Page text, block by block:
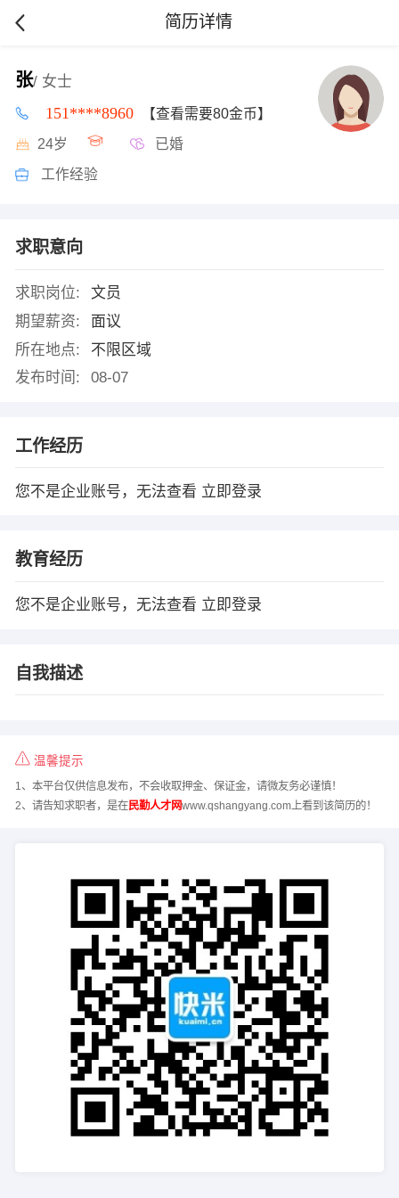
简历详情
张/ 女士
151****8960 【查看需要80金币】
24岁 已婚
工作经验
求职意向
求职岗位:
文员
期望薪资:
面议
所在地点:
不限区域
发布时间:
08-07
工作经历
您不是企业账号，无法查看 立即登录
教育经历
您不是企业账号，无法查看 立即登录
自我描述
温馨提示
1、本平台仅供信息发布，不会收取押金、保证金，请微友务必谨慎！
2、请告知求职者，是在民勤人才网www.qshangyang.com上看到该简历的！